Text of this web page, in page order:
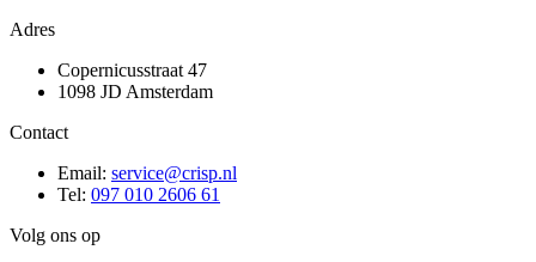
Adres
Copernicusstraat 47
1098 JD Amsterdam
Contact
Email: service@crisp.nl
Tel: 097 010 2606 61
Volg ons op